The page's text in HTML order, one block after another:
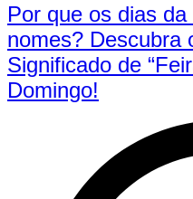
Por que os dias
nomes? Descubra
Significado de
Domingo!